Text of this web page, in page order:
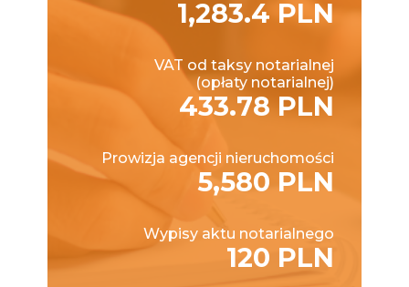
1,283.4 PLN
VAT od taksy notarialnej
(opłaty notarialnej)
433.78 PLN
Prowizja agencji nieruchomości
5,580 PLN
Wypisy aktu notarialnego
120 PLN